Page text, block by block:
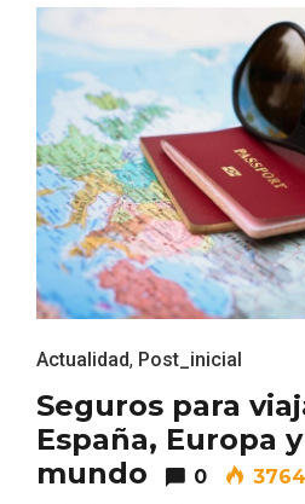
Actualidad, Post_inicial
Seguros para
España, Europa
mundo
0 3764
Conciertos gratuitos
Preparatory School en